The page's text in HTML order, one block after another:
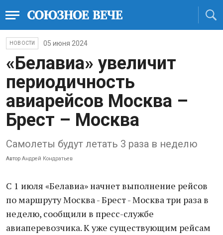
НОВОСТИ 05 июня 2024
«Белавиа» увеличит
периодичность
авиарейсов Москва –
Брест – Москва
Самолеты будут летать 3 раза в неделю
Автор Андрей Кондратьев
С 1 июля «Белавиа» начнет выполнение рейсов
по маршруту Москва - Брест - Москва три раза в
неделю, сообщили в пресс-службе
авиаперевозчика. К уже существующим рейсам